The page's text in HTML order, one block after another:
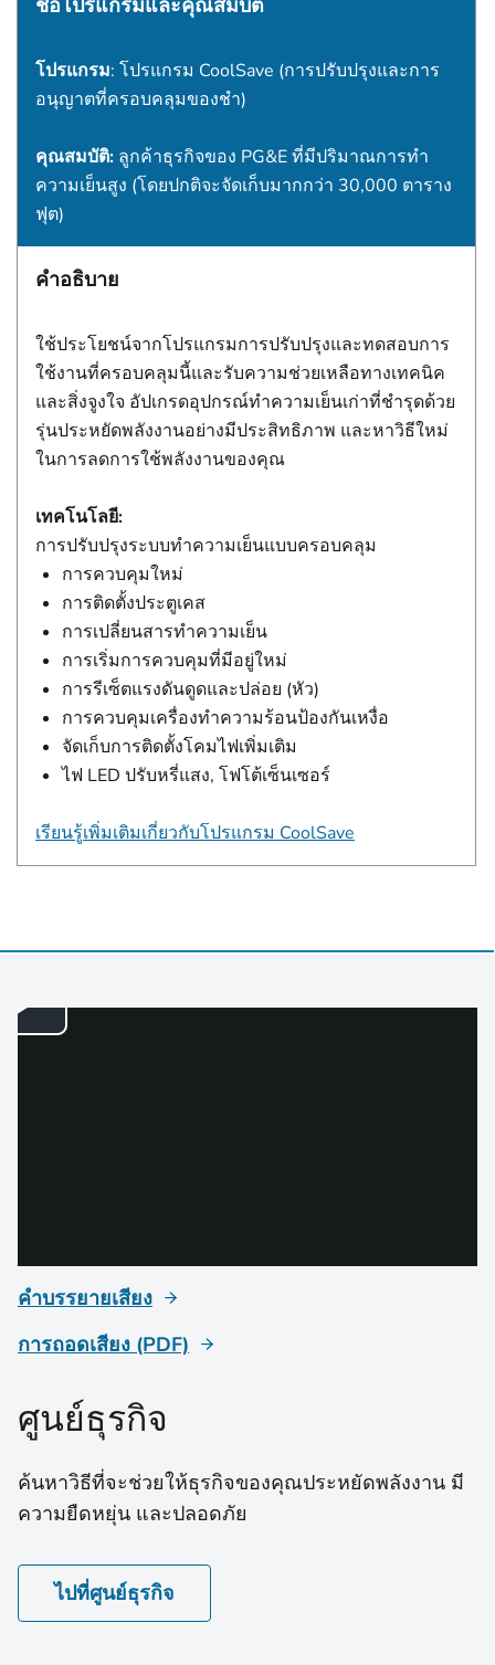
ชื่อโปรแกรมและคุณสมบัติ
โปรแกรม: โปรแกรม CoolSave (การปรับปรุงและการ
อนุญาตที่ครอบคลุมของชํา)
คุณสมบัติ: ลูกค้าธุรกิจของ PG&E ที่มีปริมาณการทํา
ความเย็นสูง (โดยปกติจะจัดเก็บมากกว่า 30,000 ตาราง
ฟุต)
คำอธิบาย
ใช้ประโยชน์จากโปรแกรมการปรับปรุงและทดสอบการ
ใช้งานที่ครอบคลุมนี้และรับความช่วยเหลือทางเทคนิค
และสิ่งจูงใจ อัปเกรดอุปกรณ์ทําความเย็นเก่าที่ชํารุดด้วย
รุ่นประหยัดพลังงานอย่างมีประสิทธิภาพ และหาวิธีใหม่
ในการลดการใช้พลังงานของคุณ
เทคโนโลยี:
การปรับปรุงระบบทําความเย็นแบบครอบคลุม
การควบคุมใหม่
การติดตั้งประตูเคส
การเปลี่ยนสารทําความเย็น
การเริ่มการควบคุมที่มีอยู่ใหม่
การรีเซ็ตแรงดันดูดและปล่อย (หัว)
การควบคุมเครื่องทําความร้อนป้องกันเหงื่อ
จัดเก็บการติดตั้งโคมไฟเพิ่มเติม
ไฟ LED ปรับหรี่แสง, โฟโต้เซ็นเซอร์
เรียนรู้เพิ่มเติมเกี่ยวกับโปรแกรม CoolSave
คำบรรยายเสียง
การถอดเสียง (PDF)
ศูนย์ธุรกิจ
ค้นหาวิธีที่จะช่วยให้ธุรกิจของคุณประหยัดพลังงาน มี
ความยืดหยุ่น และปลอดภัย
ไปที่ศูนย์ธุรกิจ